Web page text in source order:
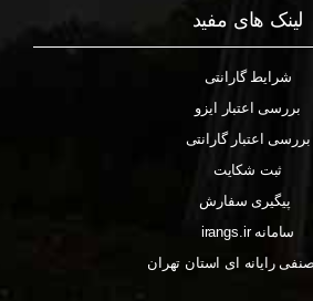
لینک های مفید
شرایط گارانتی
بررسی اعتبار ایزو
بررسی اعتبار گارانتی
ثبت شکایت
پیگیری سفارش
سامانه irangs.ir
رایانه ای استان تهران